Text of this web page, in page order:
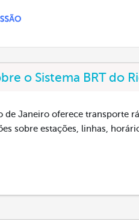
o Sistema BRT do
de Janeiro oferece transporte
sobre estações, linhas,